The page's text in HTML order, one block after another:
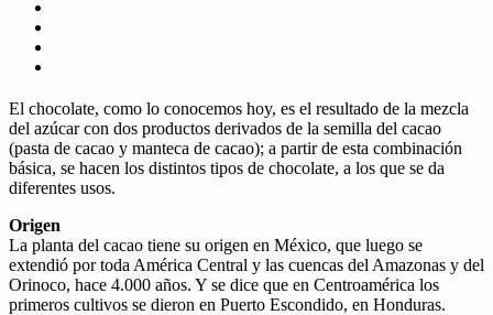
El chocolate, como lo conocemos hoy, es el resultado de la mezcla
del azúcar con dos productos derivados de la semilla del cacao
(pasta de cacao y manteca de cacao); a partir de esta combinación
básica, se hacen los distintos tipos de chocolate, a los que se da
diferentes usos.
Origen
La planta del cacao tiene su origen en México, que luego se
extendió por toda América Central y las cuencas del Amazonas y del
Orinoco, hace 4.000 años. Y se dice que en Centroamérica los
primeros cultivos se dieron en Puerto Escondido, en Honduras.